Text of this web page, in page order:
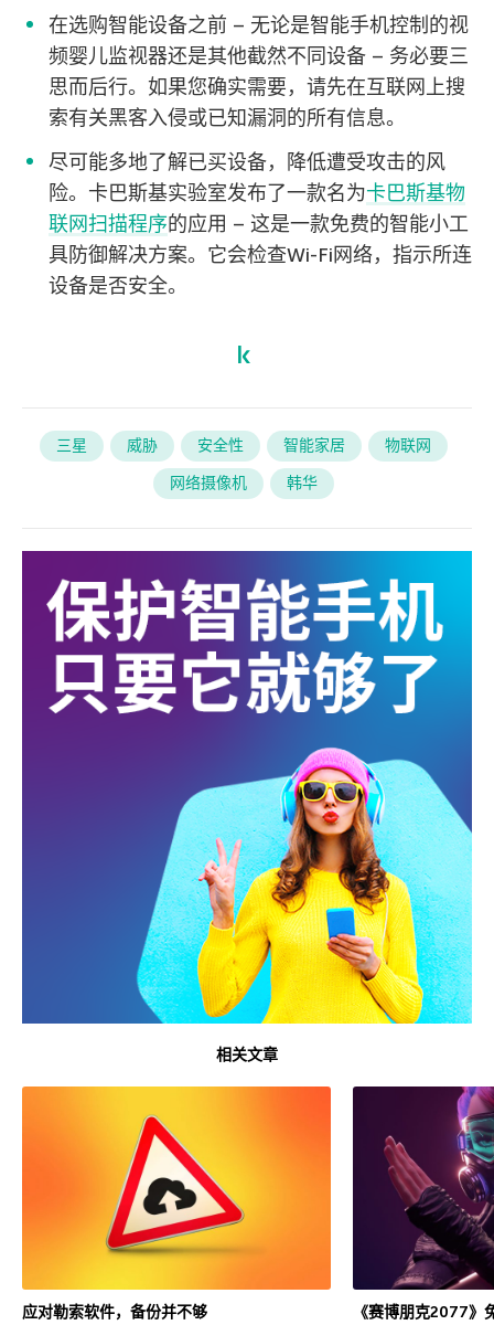
在选购智能设备之前 – 无论是智能手机控制的视
频婴儿监视器还是其他截然不同设备 – 务必要三
思而后行。如果您确实需要，请先在互联网上搜
索有关黑客入侵或已知漏洞的所有信息。
尽可能多地了解已买设备，降低遭受攻击的风
险。卡巴斯基实验室发布了一款名为卡巴斯基物
联网扫描程序的应用 – 这是一款免费的智能小工
具防御解决方案。它会检查Wi-Fi网络，指示所连
设备是否安全。
三星 威胁 安全性 智能家居
物联网
网络摄像机
韩华
相关文章
应对勒索软件，备份并不够 《赛博朋克2077》